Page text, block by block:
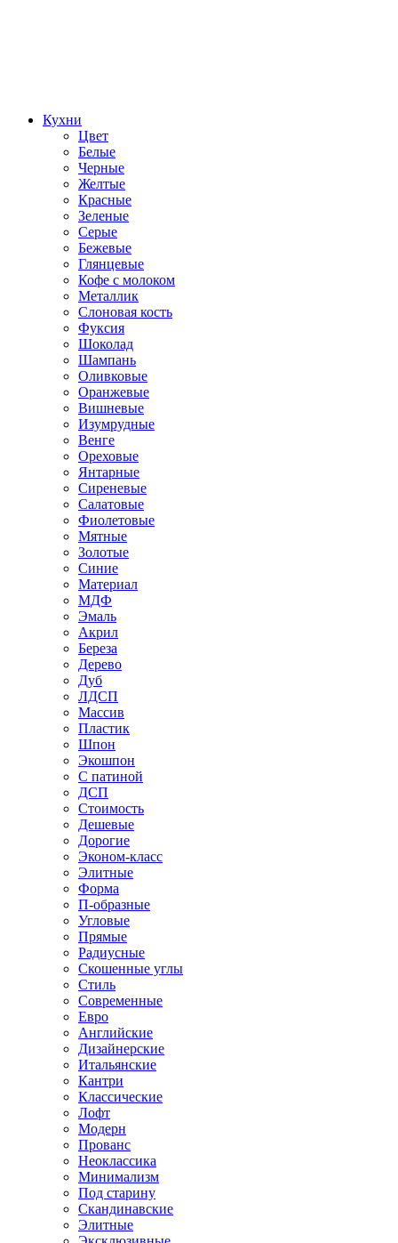
Кухни
Цвет
Белые
Черные
Желтые
Красные
Зеленые
Серые
Бежевые
Глянцевые
Кофе с молоком
Металлик
Слоновая кость
Фуксия
Шоколад
Шампань
Оливковые
Оранжевые
Вишневые
Изумрудные
Венге
Ореховые
Янтарные
Сиреневые
Салатовые
Фиолетовые
Мятные
Золотые
Синие
Материал
МДФ
Эмаль
Акрил
Береза
Дерево
Дуб
ЛДСП
Массив
Пластик
Шпон
Экошпон
С патиной
ДСП
Стоимость
Дешевые
Дорогие
Эконом-класс
Элитные
Форма
П-образные
Угловые
Прямые
Радиусные
Скошенные углы
Стиль
Современные
Евро
Английские
Дизайнерские
Итальянские
Кантри
Классические
Лофт
Модерн
Прованс
Неоклассика
Минимализм
Под старину
Скандинавские
Элитные